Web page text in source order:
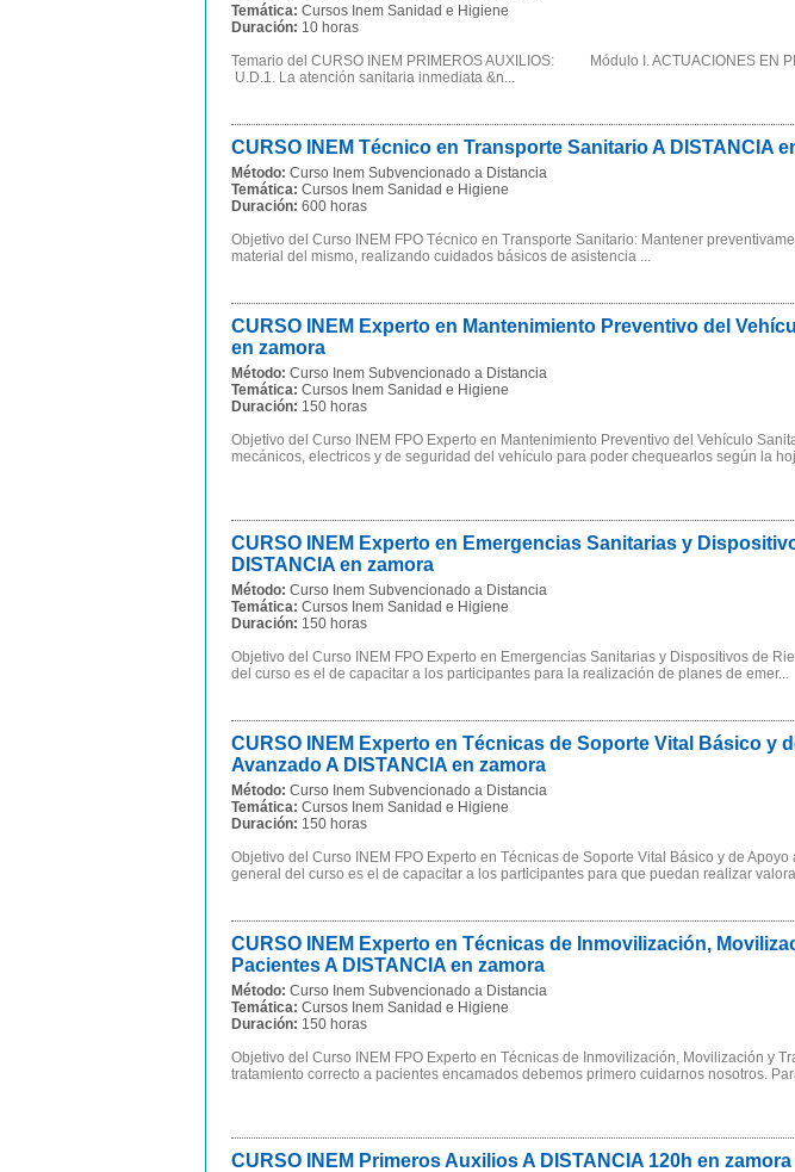
Temática: Cursos Inem Sanidad e Higiene
Duración: 10 horas
Temario del CURSO INEM PRIMEROS AUXILIOS: Módulo I. ACTUACIONES EN
U.D.1. La atención sanitaria inmediata &n...
CURSO INEM Técnico en Transporte Sanitario A DISTANCIA
Método: Curso Inem Subvencionado a Distancia
Temática: Cursos Inem Sanidad e Higiene
Duración: 600 horas
Objetivo del Curso INEM FPO Técnico en Transporte Sanitario: Mantener
material del mismo, realizando cuidados básicos de asistencia ...
CURSO INEM Experto en Mantenimiento Preventivo del
en zamora
Método: Curso Inem Subvencionado a Distancia
Temática: Cursos Inem Sanidad e Higiene
Duración: 150 horas
Objetivo del Curso INEM FPO Experto en Mantenimiento Preventivo del Vehículo
mecánicos, electricos y de seguridad del vehículo para poder chequearlos según la
CURSO INEM Experto en Emergencias Sanitarias y
DISTANCIA en zamora
Método: Curso Inem Subvencionado a Distancia
Temática: Cursos Inem Sanidad e Higiene
Duración: 150 horas
Objetivo del Curso INEM FPO Experto en Emergencias Sanitarias y Dispositivos de
del curso es el de capacitar a los participantes para la realización de planes de emer...
CURSO INEM Experto en Técnicas de Soporte Vital Básico y
Avanzado A DISTANCIA en zamora
Método: Curso Inem Subvencionado a Distancia
Temática: Cursos Inem Sanidad e Higiene
Duración: 150 horas
Objetivo del Curso INEM FPO Experto en Técnicas de Soporte Vital Básico y de
general del curso es el de capacitar a los participantes para que puedan realizar
CURSO INEM Experto en Técnicas de Inmovilización,
Pacientes A DISTANCIA en zamora
Método: Curso Inem Subvencionado a Distancia
Temática: Cursos Inem Sanidad e Higiene
Duración: 150 horas
Objetivo del Curso INEM FPO Experto en Técnicas de Inmovilización, Movilización y
tratamiento correcto a pacientes encamados debemos primero cuidarnos nosotros.
CURSO INEM Primeros Auxilios A DISTANCIA 120h en zamora